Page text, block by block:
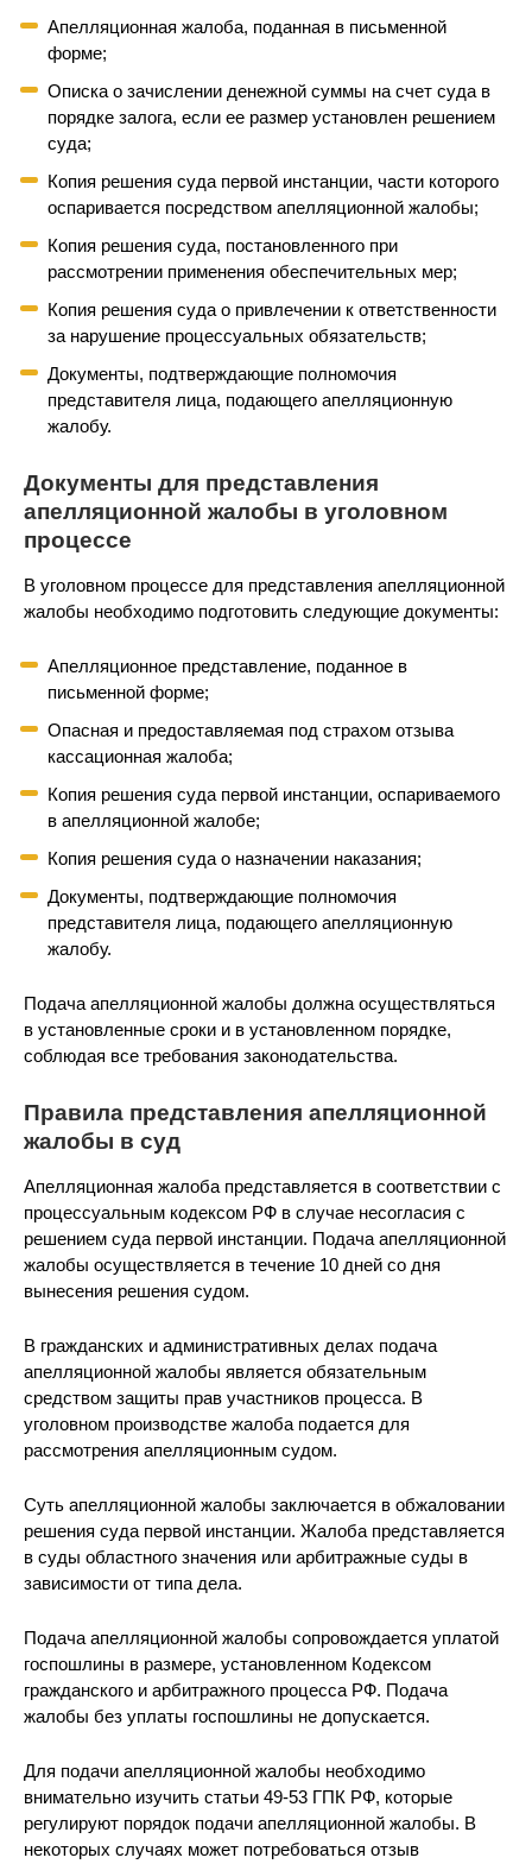
Апелляционная жалоба, поданная в письменной
форме;
Описка о зачислении денежной суммы на счет суда в
порядке залога, если ее размер установлен решением
суда;
Копия решения суда первой инстанции, части которого
оспаривается посредством апелляционной жалобы;
Копия решения суда, постановленного при
рассмотрении применения обеспечительных мер;
Копия решения суда о привлечении к ответственности
за нарушение процессуальных обязательств;
Документы, подтверждающие полномочия
представителя лица, подающего апелляционную
жалобу.
Документы для представления
апелляционной жалобы в уголовном
процессе
В уголовном процессе для представления апелляционной
жалобы необходимо подготовить следующие документы:
Апелляционное представление, поданное в
письменной форме;
Опасная и предоставляемая под страхом отзыва
кассационная жалоба;
Копия решения суда первой инстанции, оспариваемого
в апелляционной жалобе;
Копия решения суда о назначении наказания;
Документы, подтверждающие полномочия
представителя лица, подающего апелляционную
жалобу.
Подача апелляционной жалобы должна осуществляться
в установленные сроки и в установленном порядке,
соблюдая все требования законодательства.
Правила представления апелляционной
жалобы в суд
Апелляционная жалоба представляется в соответствии с
процессуальным кодексом РФ в случае несогласия с
решением суда первой инстанции. Подача апелляционной
жалобы осуществляется в течение 10 дней со дня
вынесения решения судом.
В гражданских и административных делах подача
апелляционной жалобы является обязательным
средством защиты прав участников процесса. В
уголовном производстве жалоба подается для
рассмотрения апелляционным судом.
Суть апелляционной жалобы заключается в обжаловании
решения суда первой инстанции. Жалоба представляется
в суды областного значения или арбитражные суды в
зависимости от типа дела.
Подача апелляционной жалобы сопровождается уплатой
госпошлины в размере, установленном Кодексом
гражданского и арбитражного процесса РФ. Подача
жалобы без уплаты госпошлины не допускается.
Для подачи апелляционной жалобы необходимо
внимательно изучить статьи 49-53 ГПК РФ, которые
регулируют порядок подачи апелляционной жалобы. В
некоторых случаях может потребоваться отзыв